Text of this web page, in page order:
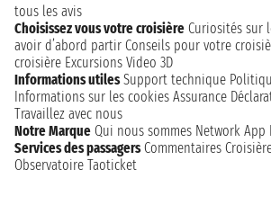
tous les avis
Choisissez vous votre croisière Curiosités sur
avoir d’abord partir Conseils pour votre
croisière Excursions Video 3D
Informations utiles Support technique
Informations sur les cookies Assurance
Travaillez avec nous
Notre Marque Qui nous sommes Network App
Services des passagers Commentaires
Observatoire Taoticket